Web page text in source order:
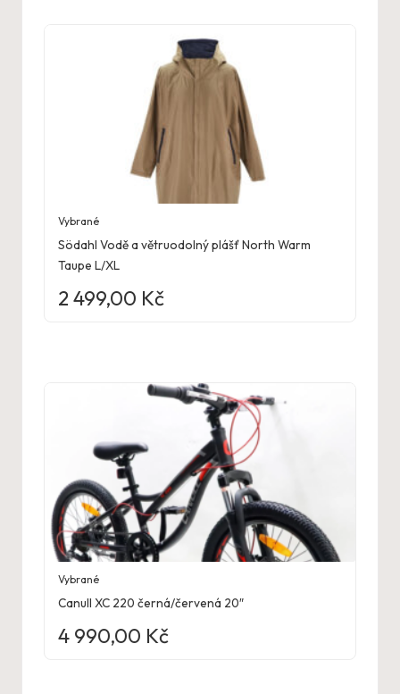
Vybrané
Södahl Vodě a větruodolný plášť North Warm
Taupe L/XL
2 499,00 Kč
Vybrané
Canull XC 220 černá/červená 20″
4 990,00 Kč